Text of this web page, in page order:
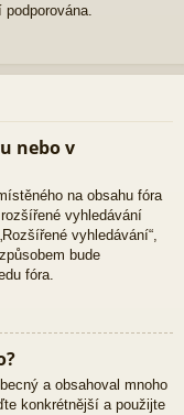
nebo v
na obsahu fóra
vyhledávání
vyhledávání“,
bude
fóra.
a obsahoval mnoho
konkrétnější a použijte